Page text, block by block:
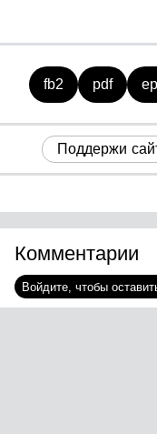
fb2 pdf
Поддержи
Комментарии
Войдите, чтобы